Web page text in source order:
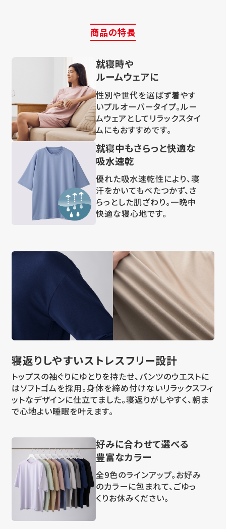
商品の特長
就寝時や
ルームウェアに
性別や世代を選ばず着やす
いプルオーバータイプ。ルー
ムウェアとしてリラックスタイ
ムにもおすすめです。
就寝中もさらっと快適な
吸水速乾
優れた吸水速乾性により、寝
汗をかいてもべたつかず、さ
らっとした肌ざわり。一晩中
快適な寝心地です。
寝返りしやすいストレスフリー設計
トップスの袖ぐりにゆとりを持たせ、パンツのウエストに
はソフトゴムを採用。身体を締め付けないリラックスフィ
ットなデザインに仕立てました。寝返りがしやすく、朝ま
で心地よい睡眠を叶えます。
好みに合わせて選べる
豊富なカラー
全9色のラインアップ。お好み
のカラーに包まれて、ごゆっ
くりお休みください。